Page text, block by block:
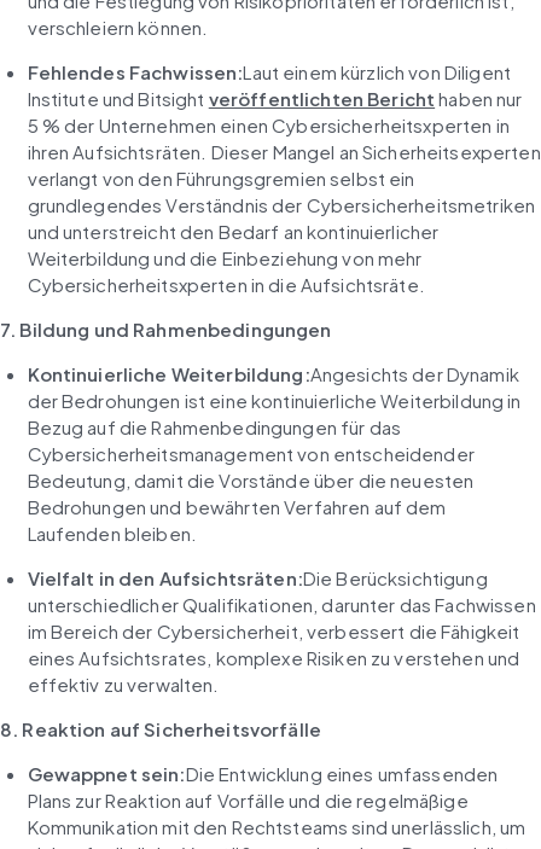
verschleiern können.
Fehlendes Fachwissen:Laut einem kürzlich von Diligent
Institute und Bitsight veröffentlichten Bericht haben nur
5 % der Unternehmen einen Cybersicherheitsxperten in
ihren Aufsichtsräten. Dieser Mangel an Sicherheitsexperten
verlangt von den Führungsgremien selbst ein
grundlegendes Verständnis der Cybersicherheitsmetriken
und unterstreicht den Bedarf an kontinuierlicher
Weiterbildung und die Einbeziehung von mehr
Cybersicherheitsxperten in die Aufsichtsräte.
7. Bildung und Rahmenbedingungen
Kontinuierliche Weiterbildung:Angesichts der Dynamik
der Bedrohungen ist eine kontinuierliche Weiterbildung in
Bezug auf die Rahmenbedingungen für das
Cybersicherheitsmanagement von entscheidender
Bedeutung, damit die Vorstände über die neuesten
Bedrohungen und bewährten Verfahren auf dem
Laufenden bleiben.
Vielfalt in den Aufsichtsräten:Die Berücksichtigung
unterschiedlicher Qualifikationen, darunter das Fachwissen
im Bereich der Cybersicherheit, verbessert die Fähigkeit
eines Aufsichtsrates, komplexe Risiken zu verstehen und
effektiv zu verwalten.
8. Reaktion auf Sicherheitsvorfälle
Gewappnet sein:Die Entwicklung eines umfassenden
Plans zur Reaktion auf Vorfälle und die regelmäßige
Kommunikation mit den Rechtsteams sind unerlässlich, um